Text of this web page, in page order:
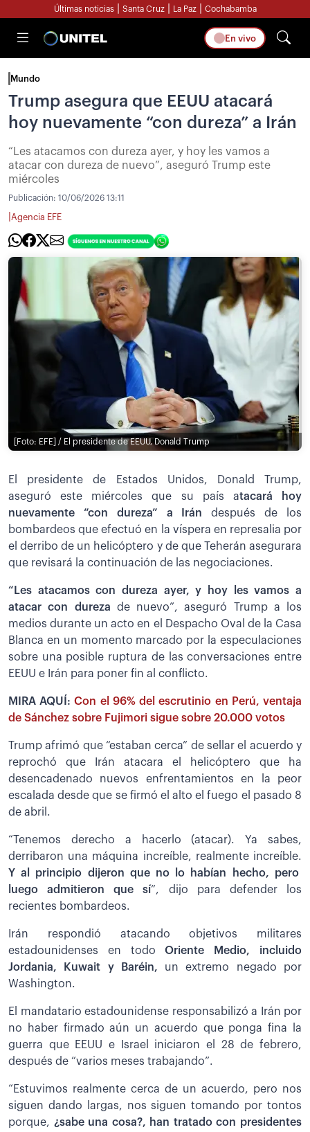
Últimas noticias Santa Cruz La Paz Cochabamba
En vivo
Mundo
Trump asegura que EEUU atacará
hoy nuevamente “con dureza” a Irán
“Les atacamos con dureza ayer, y hoy les vamos a
atacar con dureza de nuevo”, aseguró Trump este
miércoles
Publicación: 10/06/2026 13:11
Agencia EFE
[Foto: EFE] / El presidente de EEUU, Donald Trump
El presidente de Estados Unidos, Donald Trump,
aseguró este miércoles que su país atacará hoy
nuevamente “con dureza” a Irán después de los
bombardeos que efectuó en la víspera en represalia por
el derribo de un helicóptero y de que Teherán asegurara
que revisará la continuación de las negociaciones.
“Les atacamos con dureza ayer, y hoy les vamos a
atacar con dureza de nuevo”, aseguró Trump a los
medios durante un acto en el Despacho Oval de la Casa
Blanca en un momento marcado por la especulaciones
sobre una posible ruptura de las conversaciones entre
EEUU e Irán para poner fin al conflicto.
MIRA AQUÍ:Con el 96% del escrutinio en Perú, ventaja
de Sánchez sobre Fujimori sigue sobre 20.000 votos
Trump afrimó que “estaban cerca” de sellar el acuerdo y
reprochó que Irán atacara el helicóptero que ha
desencadenado nuevos enfrentamientos en la peor
escalada desde que se firmó el alto el fuego el pasado 8
de abril.
“Tenemos derecho a hacerlo (atacar). Ya sabes,
derribaron una máquina increíble, realmente increíble.
Y al principio dijeron que no lo habían hecho, pero
luego admitieron que sí”, dijo para defender los
recientes bombardeos.
Irán respondió atacando objetivos militares
estadounidenses en todoOriente Medio, incluido
Jordania, Kuwait y Baréin, un extremo negado por
Washington.
El mandatario estadounidense responsabilizó a Irán por
no haber firmado aún un acuerdo que ponga fina la
guerra que EEUU e Israel iniciaron el 28 de febrero,
después de “varios meses trabajando”.
“Estuvimos realmente cerca de un acuerdo, pero nos
siguen dando largas, nos siguen tomando por tontos
porque, ¿sabe una cosa?, han tratado con presidentes